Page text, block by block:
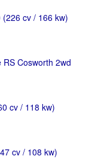
cv / 166 kw)
Cosworth 2wd
cv / 118 kw)
cv / 108 kw)